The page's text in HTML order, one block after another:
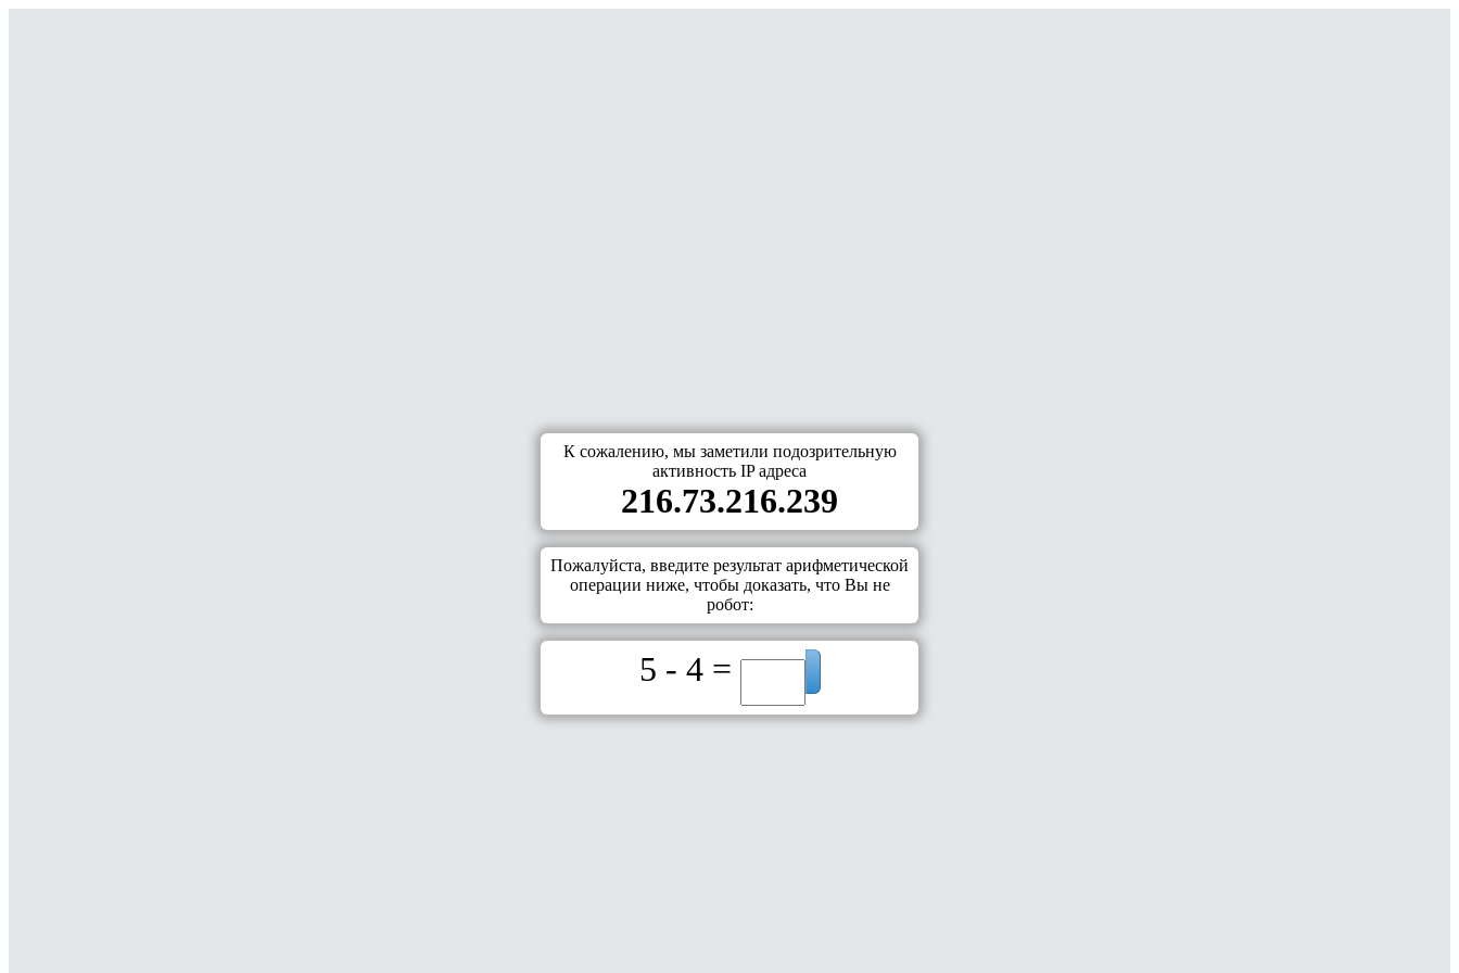
К сожалению, мы заметили подозрительную
активность IP адреса
216.73.216.239
Пожалуйста, введите результат арифметической
операции ниже, чтобы доказать, что Вы не
робот:
5 - 4 =